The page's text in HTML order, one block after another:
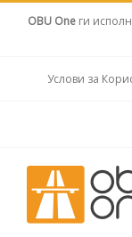
OBU Oneги
Услови за